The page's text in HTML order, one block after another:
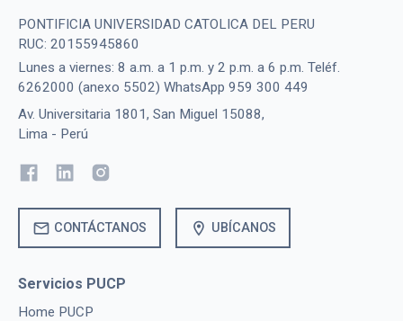
PONTIFICIA UNIVERSIDAD CATOLICA DEL PERU
RUC: 20155945860
Lunes a viernes: 8 a.m. a 1 p.m. y 2 p.m. a 6 p.m. Teléf.
6262000 (anexo 5502) WhatsApp 959 300 449
Av. Universitaria 1801, San Miguel 15088,
Lima - Perú
mail CONTÁCTANOS location_on UBÍCANOS
Servicios PUCP
Home PUCP